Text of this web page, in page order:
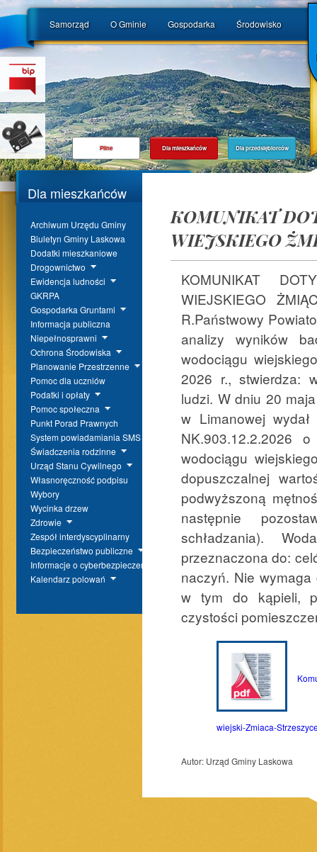
Samorząd O Gminie Gospodarka Środowisko
Pilne Dla mieszkańców Dla przedsiębiorców
Dla mieszkańców
Archiwum Urzędu Gminy
Biuletyn Gminy Laskowa
Dodatki mieszkaniowe
Drogownictwo
Ewidencja ludności
GKRPA
Gospodarka Gruntami
Informacja publiczna
Niepełnosprawni
Ochrona Środowiska
Planowanie Przestrzenne
Pomoc dla uczniów
Podatki i opłaty
Pomoc społeczna
Punkt Porad Prawnych
System powiadamiania SMS
Świadczenia rodzinne
Urząd Stanu Cywilnego
Własnoręczność podpisu
Wybory
Wycinka drzew
Zdrowie
Zespół interdyscyplinarny
Bezpieczeństwo publiczne
Informacje o cyberbezpieczeństwie
Kalendarz polowań
KOMUNIKAT
WIEJSKIEGO
KOMUNIKAT
WIEJSKIEGO
R.Państwowy
analizy wyników
wodociągu
2026 r., stwierdza:
ludzi. W dniu 20
w Limanowej
NK.903.12.2.2026
wodociągu
dopuszczalnej
podwyższoną
następnie
schładzania).
przeznaczona do:
naczyń. Nie
w tym do kąpieli,
czystości
wiejski-Zmiaca-
Autor: Urząd Gminy Laskowa